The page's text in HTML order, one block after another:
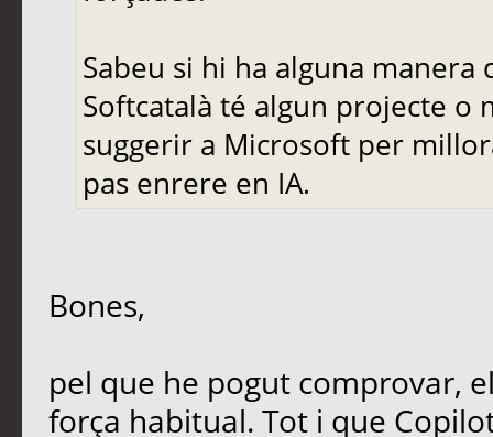
Sabeu si hi ha alguna
Softcatalà té algun projecte o
suggerir a Microsoft per
pas enrere en IA.
Bones,
pel que he pogut comprovar,
força habitual. Tot i que